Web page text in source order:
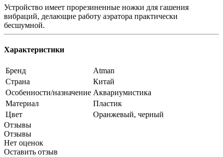
Устройство имеет прорезиненные ножки для гашения
вибраций, делающие работу аэратора практически
бесшумной.
Характеристики
Бренд
Atman
Страна
Китай
Особенности/назначение Аквариумистика
Материал
Пластик
Цвет
Оранжевый, черный
Отзывы
Отзывы
Нет оценок
Оставить отзыв